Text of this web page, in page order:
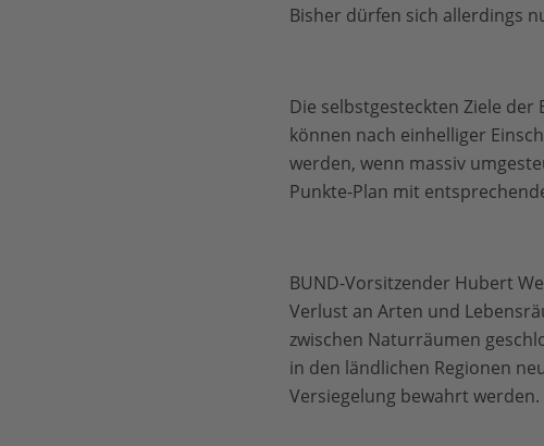
Bisher dürfen sich allerdings
Die selbstgesteckten Ziele
können nach einhelliger
werden, wenn massiv
Punkte-Plan mit
BUND-Vorsitzender Hubert
Verlust an Arten und
zwischen Naturräumen
in den ländlichen Regionen
Versiegelung bewahrt